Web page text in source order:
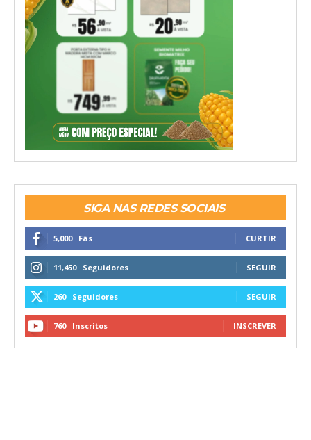
SIGA NAS REDES SOCIAIS
5,000 Fãs CURTIR
11,450 Seguidores SEGUIR
260 Seguidores SEGUIR
760 Inscritos INSCREVER